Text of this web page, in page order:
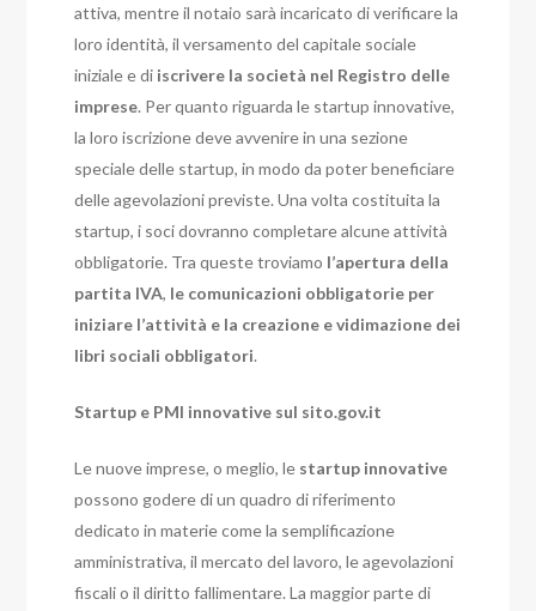
attiva, mentre il notaio sarà incaricato di verificare la
loro identità, il versamento del capitale sociale
iniziale e di iscrivere la società nel Registro delle
imprese. Per quanto riguarda le startup innovative,
la loro iscrizione deve avvenire in una sezione
speciale delle startup, in modo da poter beneficiare
delle agevolazioni previste. Una volta costituita la
startup, i soci dovranno completare alcune attività
obbligatorie. Tra queste troviamo l’apertura della
partita IVA, le comunicazioni obbligatorie per
iniziare l’attività e la creazione e vidimazione dei
libri sociali obbligatori.
Startup e PMI innovative sul sito.gov.it
Le nuove imprese, o meglio, le startup innovative
possono godere di un quadro di riferimento
dedicato in materie come la semplificazione
amministrativa, il mercato del lavoro, le agevolazioni
fiscali o il diritto fallimentare. La maggior parte di